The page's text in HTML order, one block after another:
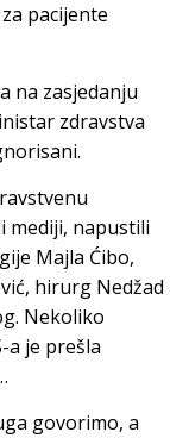
pacijente
na zasjedanju
zdravstva
mediji, napustili
Majla Ćibo,
hirurg Nedžad
Nekoliko
a je prešla
govorimo, a